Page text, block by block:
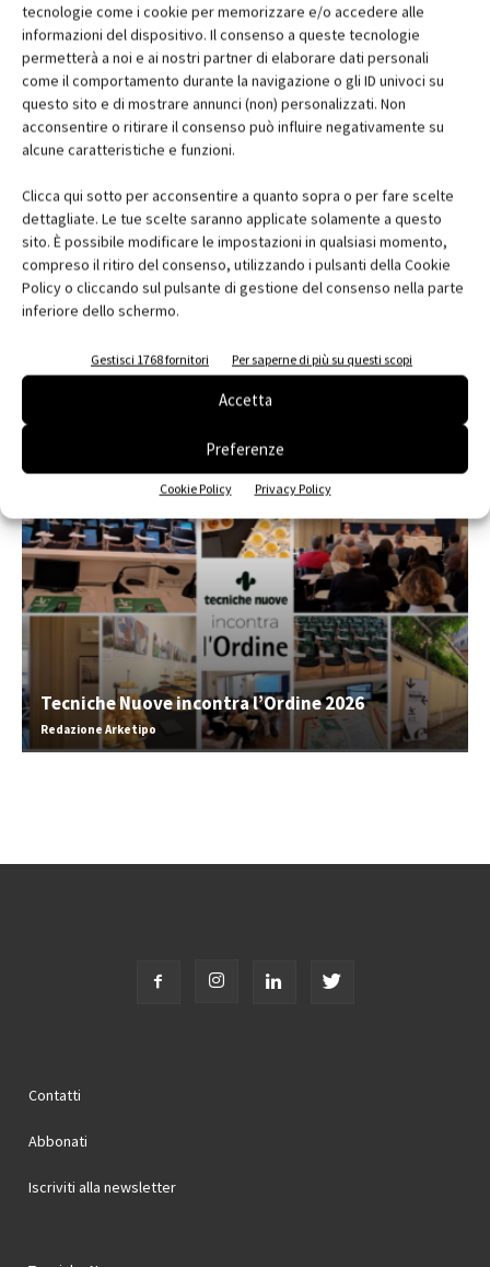
tecnologie come i cookie per memorizzare e/o accedere alle
informazioni del dispositivo. Il consenso a queste tecnologie
permetterà a noi e ai nostri partner di elaborare dati personali
come il comportamento durante la navigazione o gli ID univoci su
questo sito e di mostrare annunci (non) personalizzati. Non
acconsentire o ritirare il consenso può influire negativamente su
alcune caratteristiche e funzioni.
Clicca qui sotto per acconsentire a quanto sopra o per fare scelte
dettagliate. Le tue scelte saranno applicate solamente a questo
sito. È possibile modificare le impostazioni in qualsiasi momento,
compreso il ritiro del consenso, utilizzando i pulsanti della Cookie
Policy o cliccando sul pulsante di gestione del consenso nella parte
inferiore dello schermo.
Gestisci 1768 fornitori Per saperne di più su questi scopi
Accetta
Preferenze
Cookie Policy Privacy Policy
Edicola web
Iscriviti alla newsletter
Tecniche Nuove incontra l’Ordine 2026
Redazione Arketipo
Contatti
Abbonati
Iscriviti alla newsletter